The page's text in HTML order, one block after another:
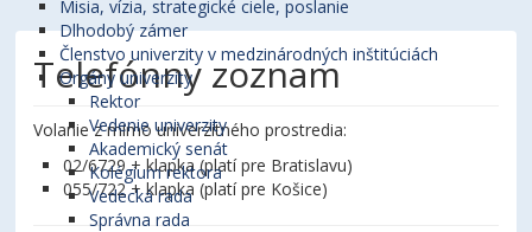
Misia, vízia, strategické ciele, poslanie
Dlhodobý zámer
Členstvo univerzity v medzinárodných inštitúciách
Orgány univerzity
Rektor
Vedenie univerzity
Akademický senát
Kolégium rektora
Vedecká rada
Správna rada
Telefónny zoznam
Volanie z mimo univerzitného prostredia:
02/6729 + klapka (platí pre Bratislavu)
055/722 + klapka (platí pre Košice)